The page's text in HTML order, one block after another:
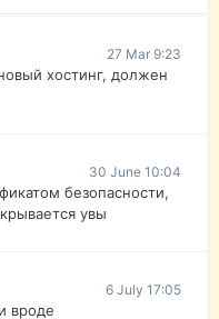
27 Mar 9:23
хостинг, должен
30 June 10:04
безопасности,
увы
6 July 17:05
вроде